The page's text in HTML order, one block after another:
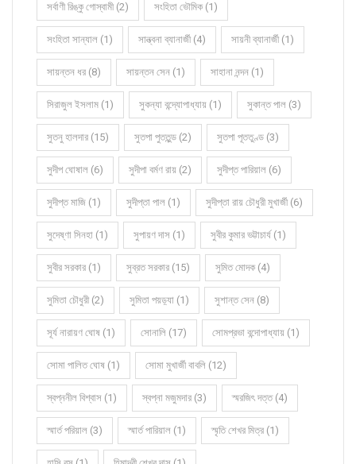
সর্বাণী রিঙ্কু গোস্বামী (2) সংহিতা ভৌমিক (1)
সংহিতা সান্যাল (1) সান্ত্বনা ব্যানার্জী (4) সায়নী ব্যানার্জী (1)
সায়ন্তন ধর (8) সায়ন্তন সেন (1) সাহানা নন্দন (1)
সিরাজুল ইসলাম (1) সুকন্যা বন্দ্যোপাধ্যায় (1) সুকান্ত পাল (3)
সুতনু হালদার (15) সুতপা পুততুন্ড (2) সুতপা পূততুণ্ড (3)
সুদীপ ঘোষাল (6) সুদীপা বর্মণ রায় (2) সুদীপ্ত পারিয়াল (6)
সুদীপ্ত মাজি (1) সুদীপ্তা পাল (1) সুদীপ্তা রায় চৌধুরী মুখার্জী (6)
সুদেষ্ণা সিনহা (1) সুপায়ণ দাস (1) সুবীর কুমার ভট্টাচার্য (1)
সুবীর সরকার (1) সুব্রত সরকার (15) সুমিত মোদক (4)
সুমিতা চৌধুরী (2) সুমিতা পয়ড়্যা (1) সুশান্ত সেন (8)
সূর্য নারায়ণ ঘোষ (1) সোনালি (17) সোমপ্রভা বন্দোপাধ্যায় (1)
সোমা পালিত ঘোষ (1) সোমা মুখার্জী বাবলি (12)
স্বপ্ননীল বিশ্বাস (1) স্বপ্না মজুমদার (3) স্মরজিৎ দত্ত (4)
স্মার্ত পরিয়াল (3) স্মার্ত পারিয়াল (1) স্মৃতি শেখর মিত্র (1)